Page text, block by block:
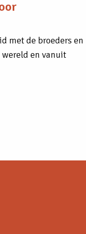
met de broeders en
en vanuit